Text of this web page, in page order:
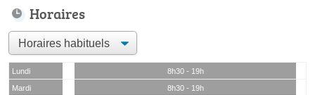
Horaires
Lundi
8h30 - 19h
Mardi
8h30 - 19h